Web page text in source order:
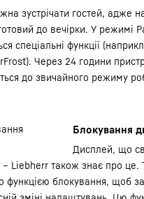
зустрічати гостей, адже
до вечірки. У режимі
спеціальні функції
Через 24 години
до звичайного режиму
Блокування
Дисплей, що
– Liebherr також знає про це.
функцією блокування, щоб